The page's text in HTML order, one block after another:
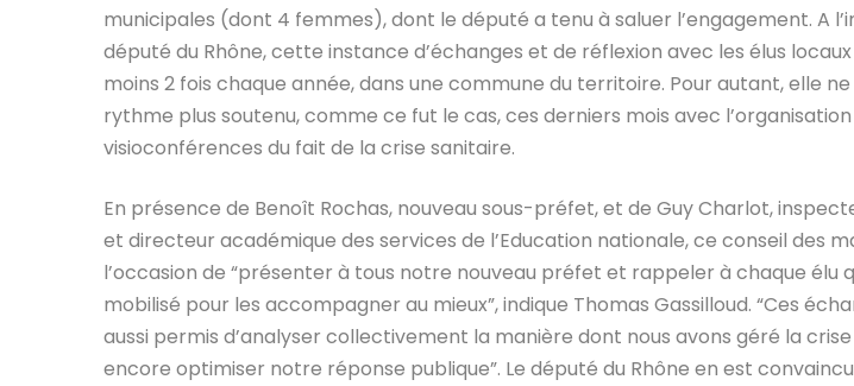
municipales (dont 4 femmes), dont le député a tenu à saluer l’engagement. A
député du Rhône, cette instance d’échanges et de réflexion avec les élus
moins 2 fois chaque année, dans une commune du territoire. Pour autant, elle ne
rythme plus soutenu, comme ce fut le cas, ces derniers mois avec
visioconférences du fait de la crise sanitaire.
En présence de Benoît Rochas, nouveau sous-préfet, et de Guy Charlot,
et directeur académique des services de l’Education nationale, ce conseil des
l’occasion de “présenter à tous notre nouveau préfet et rappeler à chaque élu
mobilisé pour les accompagner au mieux”, indique Thomas Gassilloud. “Ces
aussi permis d’analyser collectivement la manière dont nous avons géré la
encore optimiser notre réponse publique”. Le député du Rhône en est